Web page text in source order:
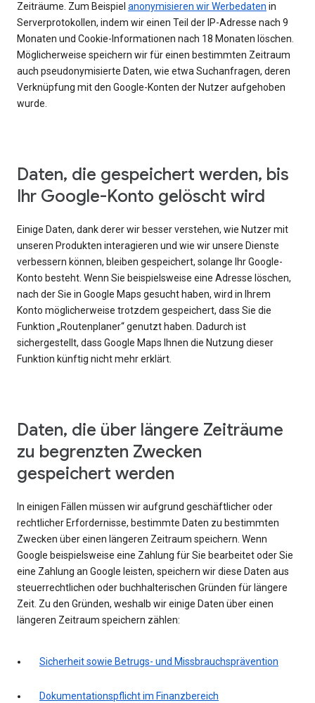
Zeiträume. Zum Beispiel anonymisieren wir Werbedaten in
Serverprotokollen, indem wir einen Teil der IP-Adresse nach 9
Monaten und Cookie-Informationen nach 18 Monaten löschen.
Möglicherweise speichern wir für einen bestimmten Zeitraum
auch pseudonymisierte Daten, wie etwa Suchanfragen, deren
Verknüpfung mit den Google-Konten der Nutzer aufgehoben
wurde.
Daten, die gespeichert werden, bis
Ihr Google-Konto gelöscht wird
Einige Daten, dank derer wir besser verstehen, wie Nutzer mit
unseren Produkten interagieren und wie wir unsere Dienste
verbessern können, bleiben gespeichert, solange Ihr Google-
Konto besteht. Wenn Sie beispielsweise eine Adresse löschen,
nach der Sie in Google Maps gesucht haben, wird in Ihrem
Konto möglicherweise trotzdem gespeichert, dass Sie die
Funktion „Routenplaner“ genutzt haben. Dadurch ist
sichergestellt, dass Google Maps Ihnen die Nutzung dieser
Funktion künftig nicht mehr erklärt.
Daten, die über längere Zeiträume
zu begrenzten Zwecken
gespeichert werden
In einigen Fällen müssen wir aufgrund geschäftlicher oder
rechtlicher Erfordernisse, bestimmte Daten zu bestimmten
Zwecken über einen längeren Zeitraum speichern. Wenn
Google beispielsweise eine Zahlung für Sie bearbeitet oder Sie
eine Zahlung an Google leisten, speichern wir diese Daten aus
steuerrechtlichen oder buchhalterischen Gründen für längere
Zeit. Zu den Gründen, weshalb wir einige Daten über einen
längeren Zeitraum speichern zählen:
Sicherheit sowie Betrugs- und Missbrauchsprävention
Dokumentationspflicht im Finanzbereich